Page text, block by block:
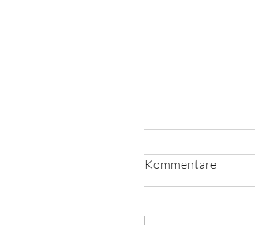
Kommentare